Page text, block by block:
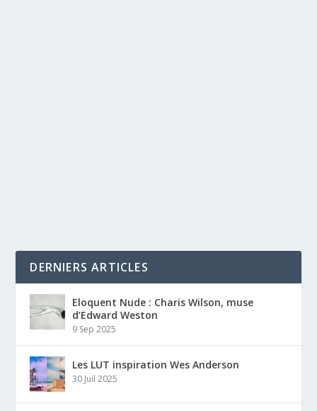
DERNIERS ARTICLES
Eloquent Nude : Charis Wilson, muse
d’Edward Weston
9 Sep 2025
Les LUT inspiration Wes Anderson
30 Juil 2025